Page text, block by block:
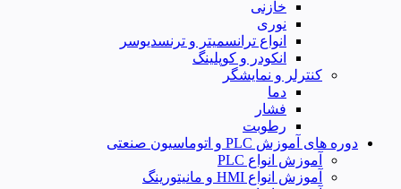
خازنی
نوری
انواع ترانسمیتر و ترنسدیوسر
انکودر و کوپلینگ
کنترلر و نمایشگر
دما
فشار
رطوبت
دوره های آموزش PLC و اتوماسیون صنعتی
آموزش انواع PLC
آموزش انواع HMI و مانیتورینگ